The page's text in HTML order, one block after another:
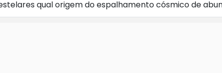
qual origem do espalhamento cósmico de